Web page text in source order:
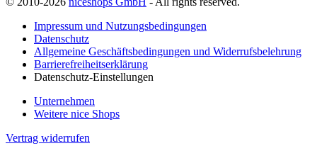
Impressum und Nutzungsbedingungen
Datenschutz
Allgemeine Geschäftsbedingungen und Widerrufsbelehrung
Barrierefreiheitserklärung
Datenschutz-Einstellungen
Unternehmen
Weitere nice Shops
Vertrag widerrufen